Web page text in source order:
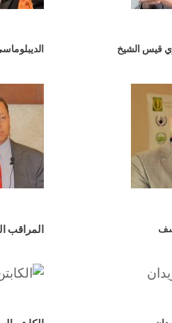
قيس الشيخ
المراقب